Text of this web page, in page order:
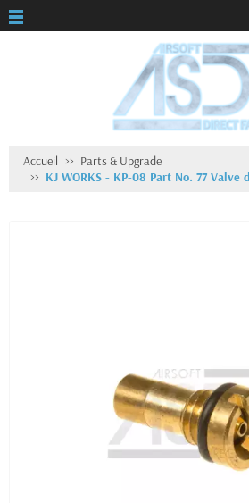
Accueil
Parts & Upgrade
KJ WORKS - KP-08 Part No. 77 Valve